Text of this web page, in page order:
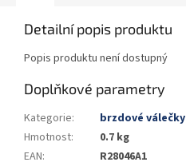
Detailní popis produktu
Popis produktu není dostupný
Doplňkové parametry
Kategorie:
brzdové válečky
Hmotnost:
0.7 kg
EAN:
R28046A1